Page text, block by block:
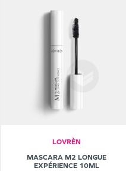
LOVRÈN
MASCARA M2 LONGUE
EXPÉRIENCE 10ML